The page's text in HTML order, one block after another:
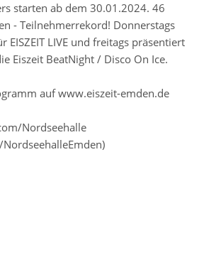
starten ab dem 30.01.2024. 46
- Teilnehmerrekord! Donnerstags
EISZEIT LIVE und freitags präsentiert
Eiszeit BeatNight / Disco On Ice.
auf www.eiszeit-emden.de
Nordseehalle